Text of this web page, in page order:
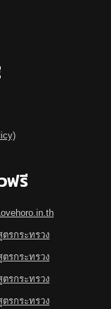
ฟรี
รกระทรวง
รกระทรวง
รกระทรวง
รกระทรวง